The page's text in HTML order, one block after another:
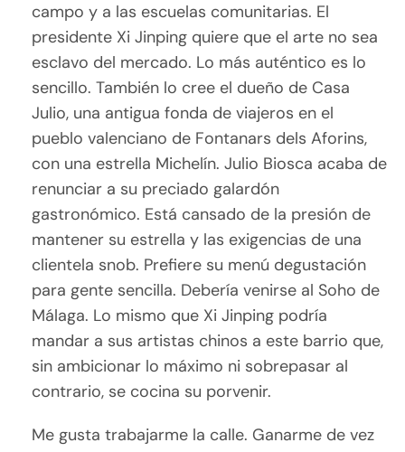
campo y a las escuelas comunitarias. El
presidente Xi Jinping quiere que el arte no sea
esclavo del mercado. Lo más auténtico es lo
sencillo. También lo cree el dueño de Casa
Julio, una antigua fonda de viajeros en el
pueblo valenciano de Fontanars dels Aforins,
con una estrella Michelín. Julio Biosca acaba de
renunciar a su preciado galardón
gastronómico. Está cansado de la presión de
mantener su estrella y las exigencias de una
clientela snob. Prefiere su menú degustación
para gente sencilla. Debería venirse al Soho de
Málaga. Lo mismo que Xi Jinping podría
mandar a sus artistas chinos a este barrio que,
sin ambicionar lo máximo ni sobrepasar al
contrario, se cocina su porvenir.
Me gusta trabajarme la calle. Ganarme de vez